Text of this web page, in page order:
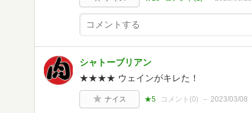
シャトーブリアン
★★★★ ウェインがキレた！
ナイス ★5 コメント(0) 2023/03/08